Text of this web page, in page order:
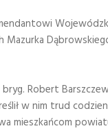
Robert
w nim trud
mieszkańcom